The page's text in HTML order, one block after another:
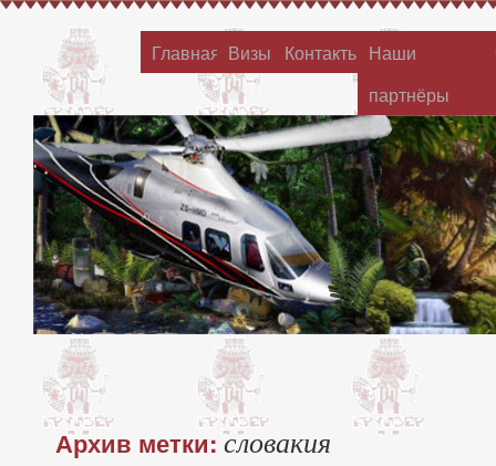
Главная Визы Контакты Наши
партнёры
Архив метки:словакия